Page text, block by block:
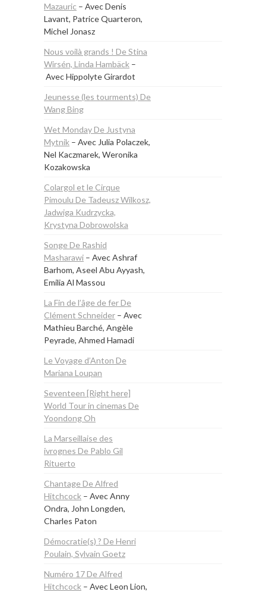
Mazauric – Avec Denis
Lavant, Patrice Quarteron,
Michel Jonasz
Nous voilà grands ! De Stina
Wirsén, Linda Hambäck –
Avec Hippolyte Girardot
Jeunesse (les tourments) De
Wang Bing
Wet Monday De Justyna
Mytnik – Avec Julia Polaczek,
Nel Kaczmarek, Weronika
Kozakowska
Colargol et le Cirque
Pimoulu De Tadeusz Wilkosz,
Jadwiga Kudrzycka,
Krystyna Dobrowolska
Songe De Rashid
Masharawi – Avec Ashraf
Barhom, Aseel Abu Ayyash,
Emilia Al Massou
La Fin de l’âge de fer De
Clément Schneider – Avec
Mathieu Barché, Angèle
Peyrade, Ahmed Hamadi
Le Voyage d’Anton De
Mariana Loupan
Seventeen [Right here]
World Tour in cinemas De
Yoondong Oh
La Marseillaise des
ivrognes De Pablo Gil
Rituerto
Chantage De Alfred
Hitchcock – Avec Anny
Ondra, John Longden,
Charles Paton
Démocratie(s) ? De Henri
Poulain, Sylvain Goetz
Numéro 17 De Alfred
Hitchcock – Avec Leon Lion,